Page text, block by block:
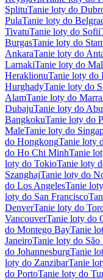
SplituTanie loty do
PulaTanie loty do
TivatuTanie loty do Sofii
BurgasTanie loty do
AnkaraTanie loty do
LarnakiTanie loty do
HeraklionuTanie loty do
HurghadyTanie loty do
AlamTanie loty do
DubajuTanie loty do
BangkokuTanie loty do
MaleTanie loty do
do HongkongTanie loty
do Ho Chi MinhTanie
loty do TokioTanie loty
SzanghajTanie loty do
do Los AngelesTanie
loty do San Francisco
DenverTanie loty do
VancouverTanie loty do
do Montego BayTanie
JaneiroTanie loty do São
do JohannesburgTanie
loty do ZanzibarTanie
do PortoTanie loty do